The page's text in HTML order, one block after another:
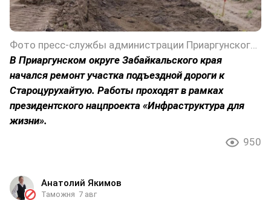
В Приаргунском округе Забайкальского края
начался ремонт участка подъездной дороги к
Староцурухайтую. Работы проходят в рамках
президентского нацпроекта «Инфраструктура для
жизни».
950
Анатолий Якимов
Таможня 7 авг